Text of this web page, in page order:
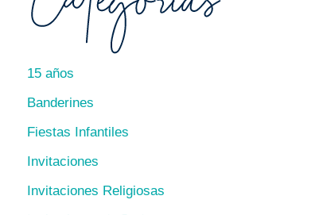
15 años
Banderines
Fiestas Infantiles
Invitaciones
Invitaciones Religiosas